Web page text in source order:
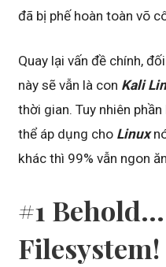
đã bị phế hoàn toàn võ
Quay lại vấn đề chính,
này sẽ vẫn là con Kali
thời gian. Tuy nhiên
thể áp dụng cho Linux
khác thì 99% vẫn ngon
#1
Filesystem!